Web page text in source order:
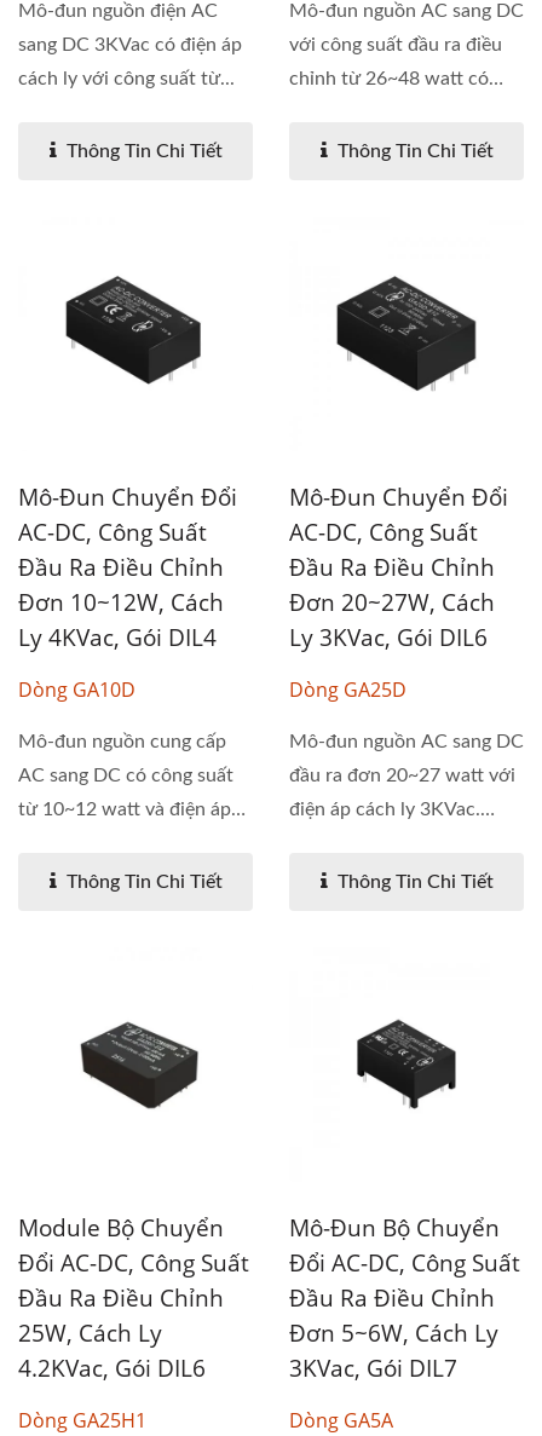
Mô-đun nguồn điện AC
sang DC 3KVac có điện áp
cách ly với công suất từ...
Thông Tin Chi Tiết
Mô-đun nguồn AC sang DC
với công suất đầu ra điều
chỉnh từ 26~48 watt có
Thông Tin Chi Tiết
Mô-Đun Chuyển Đổi
AC-DC, Công Suất
Đầu Ra Điều Chỉnh
Đơn 10~12W, Cách
Ly 4KVac, Gói DIL4
Dòng GA10D
Mô-đun nguồn cung cấp
AC sang DC có công suất
từ 10~12 watt và điện áp
Thông Tin Chi Tiết
Mô-Đun Chuyển Đổi
AC-DC, Công Suất
Đầu Ra Điều Chỉnh
Đơn 20~27W, Cách
Ly 3KVac, Gói DIL6
Dòng GA25D
Mô-đun nguồn AC sang DC
đầu ra đơn 20~27 watt với
điện áp cách ly 3KVac.
Thông Tin Chi Tiết
Module Bộ Chuyển
Đổi AC-DC, Công Suất
Đầu Ra Điều Chỉnh
25W, Cách Ly
4.2KVac, Gói DIL6
Dòng GA25H1
Mô-Đun Bộ Chuyển
Đổi AC-DC, Công Suất
Đầu Ra Điều Chỉnh
Đơn 5~6W, Cách Ly
3KVac, Gói DIL7
Dòng GA5A